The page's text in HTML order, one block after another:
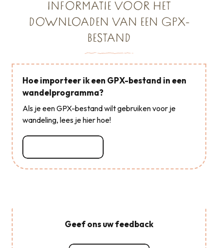
INFORMATIE VOOR HET
DOWNLOADEN VAN EEN GPX-
BESTAND
Hoe importeer ik een GPX-bestand in een
wandelprogramma?
Als je een GPX-bestand wilt gebruiken voor je
wandeling, lees je hier hoe!
Geef ons uw feedback